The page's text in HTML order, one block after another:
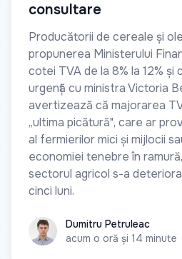
consultare
Producătorii de cereale și
propunerea Ministerului
cotei TVA de la 8% la 12% și
urgență cu ministra Victoria
avertizează că majorarea
„ultima picătură", care ar
al fermierilor mici și mijlocii
economiei tenebre în
sectorul agricol s-a
cinci luni.
Dumitru Petruleac
Dumitru Petruleac
acum o oră și 14 minute